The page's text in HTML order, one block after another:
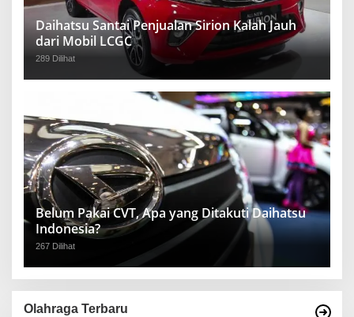
Daihatsu Santai Penjualan Sirion Kalah Jauh
dari Mobil LCGC
289 Dilihat
Belum Pakai CVT, Apa yang Ditakuti Daihatsu
Indonesia?
267 Dilihat
Olahraga Terbaru